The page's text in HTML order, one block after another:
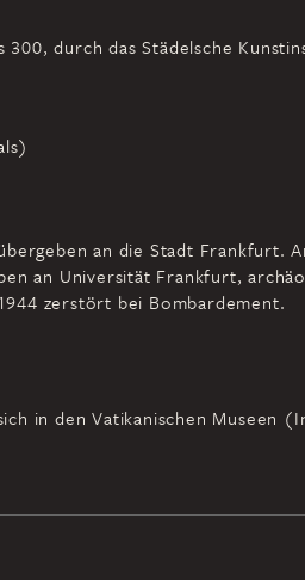
durch das Städelsche
an die Stadt Frankfurt.
an Universität Frankfurt,
zerstört bei Bombardement.
in den Vatikanischen Museen